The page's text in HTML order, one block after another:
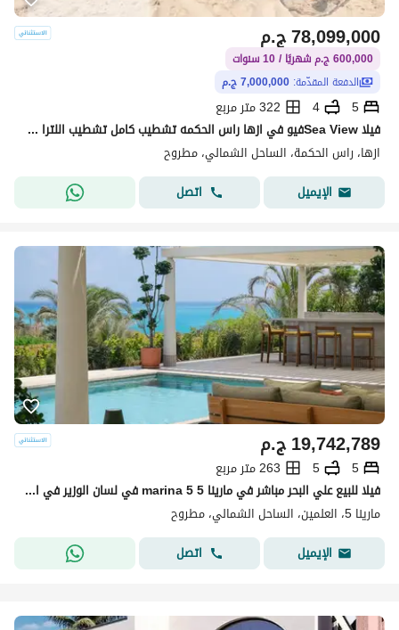
ج.م78,099,000
600,000 ج.م شهريًا / 10 سنوات
الدفعة المقدّمة: 7,000,000 ج.م
5
4
322 متر مربع
فيلا Sea Viewفيو في ازها راس الحكمه تشطيب كامل تشطيب اللترا سوبر لوكس بالتكيفات ووحدات المطبخ بمقدم 7 مليون وتقسيط باقي المبلغ
ازها، راس الحكمة، الساحل الشمالي، مطروح
الإيميل
اتصل
ج.م19,742,789
5
5
263 متر مربع
فيلا للبيع علي البحر مباشر في مارينا 5 marina 5 في لسان الوزير في الساحل الشمالي بمساحه 263 متر متشطبه بالكامل ultra modern بالفرش و ا
مارينا 5، العلمين، الساحل الشمالي، مطروح
الإيميل
اتصل